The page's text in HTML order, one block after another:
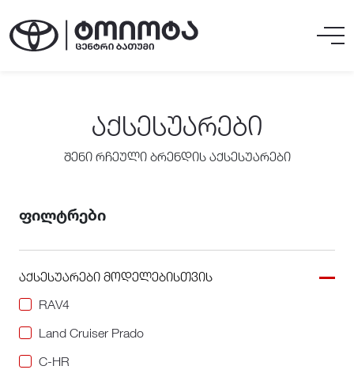
ᲐᲥᲡᲔᲡᲣᲐᲠᲔᲑᲘ
შენი რჩეული ბრენდის აქსესუარები
ფილტრები
აქსესუარები მოდელებისთვის
RAV4
Land Cruiser Prado
C-HR